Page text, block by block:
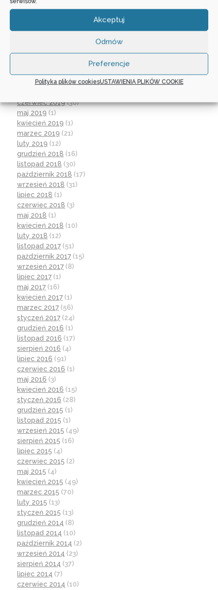
Akceptuj
Odmów
Preferencje
Polityka plików cookiesUSTAWIENIA PLIKÓW COOKIE
czerwiec 2020(19)
kwiecień 2020(1)
styczeń 2020(17)
październik 2019(15)
czerwiec 2019(30)
maj 2019 (1)
kwiecień 2019 (1)
marzec 2019 (21)
luty 2019 (12)
grudzień 2018 (16)
listopad 2018 (30)
październik 2018 (17)
wrzesień 2018 (31)
lipiec 2018 (1)
czerwiec 2018 (3)
maj 2018 (1)
kwiecień 2018 (10)
luty 2018 (12)
listopad 2017 (51)
październik 2017 (15)
wrzesień 2017 (8)
lipiec 2017 (1)
maj 2017 (16)
kwiecień 2017 (1)
marzec 2017 (56)
styczeń 2017 (24)
grudzień 2016 (1)
listopad 2016 (17)
sierpień 2016 (4)
lipiec 2016 (91)
czerwiec 2016 (1)
maj 2016 (3)
kwiecień 2016 (15)
styczeń 2016 (28)
grudzień 2015 (1)
listopad 2015 (1)
wrzesień 2015 (49)
sierpień 2015 (16)
lipiec 2015 (4)
czerwiec 2015 (2)
maj 2015 (4)
kwiecień 2015 (49)
marzec 2015 (70)
luty 2015 (13)
styczeń 2015 (13)
grudzień 2014 (8)
listopad 2014 (10)
październik 2014 (2)
wrzesień 2014 (23)
sierpień 2014 (37)
lipiec 2014 (7)
czerwiec 2014 (10)